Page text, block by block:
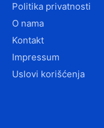
Politika privatnosti
O nama
Kontakt
Impressum
Uslovi korišćenja